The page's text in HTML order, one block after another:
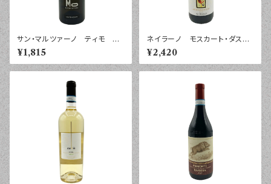
サン・マルツァーノ ティモ ヴ
ェルメンティーノ サレント ２
０２５年 ７５０ｍｌ
¥1,815
ネイラーノ モスカート・ダステ
ィ ピツレ ２０２４年 ７５０
ｍｌ
¥2,420